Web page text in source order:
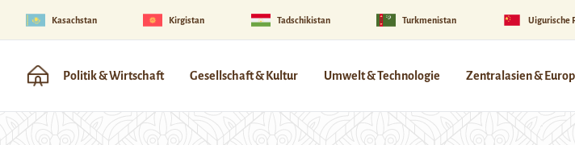
Kasachstan Kirgistan Tadschikistan Turkmenistan Uigurische
Politik & Wirtschaft Gesellschaft & Kultur Umwelt & Technologie Zentralasien &